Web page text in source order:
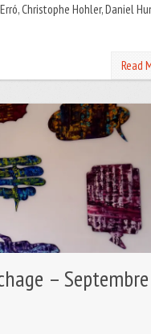
Christophe Hohler, Daniel
Read
– Septembre